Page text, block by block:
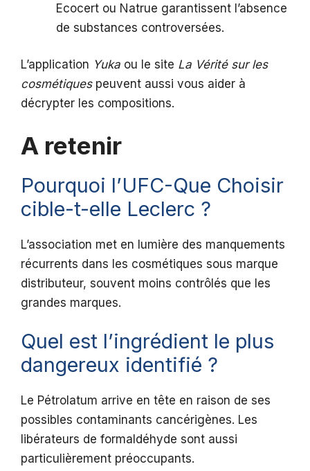
Ecocert ou Natrue garantissent l’absence
de substances controversées.
L’application Yuka ou le site La Vérité sur les
cosmétiquespeuvent aussi vous aider à
décrypter les compositions.
A retenir
Pourquoi l’UFC-Que Choisir
cible-t-elle Leclerc ?
L’association met en lumière des manquements
récurrents dans les cosmétiques sous marque
distributeur, souvent moins contrôlés que les
grandes marques.
Quel est l’ingrédient le plus
dangereux identifié ?
Le Pétrolatum arrive en tête en raison de ses
possibles contaminants cancérigènes. Les
libérateurs de formaldéhyde sont aussi
particulièrement préoccupants.